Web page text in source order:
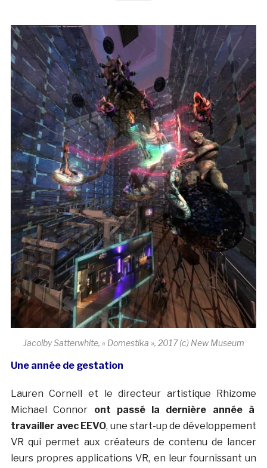
Jacolby Satterwhite, « Domestika », 2017 (c) New Museum
Une année de gestation
Lauren Cornell et le directeur artistique Rhizome
Michael Connor ont passé la dernière année à
travailler avec EEVO, une start-up de développement
VR qui permet aux créateurs de contenu de lancer
leurs propres applications VR, en leur fournissant un